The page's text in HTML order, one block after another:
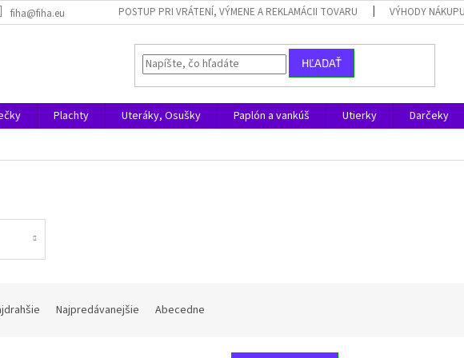
fiha@fiha.eu POSTUP PRI VRÁTENÍ, VÝMENE A REKLAMÁCII TOVARU VÝHODY NÁKUPU
HĽADAŤ
Plachty Uteráky, Osušky Paplón a vankúš Utierky Darčeky
Najpredávanejšie Abecedne